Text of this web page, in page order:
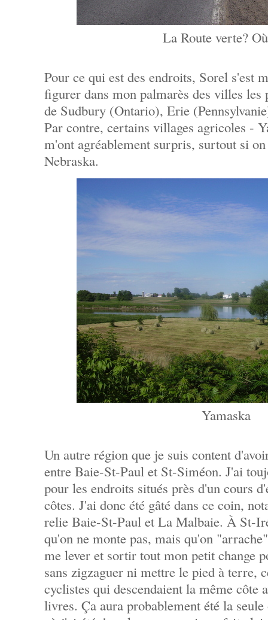
La Route verte?
Pour ce qui est des endroits, Sorel s'est
figurer dans mon palmarès des villes les
de Sudbury (Ontario), Erie
Par contre, certains villages agricoles -
m'ont agréablement surpris, surtout si
Nebraska.
Yamaska
Un autre région que je suis content
entre Baie-St-Paul et St-Siméon. J'ai
pour les endroits situés près d'un cours
côtes. J'ai donc été gâté dans ce coin,
relie Baie-St-Paul et La Malbaie. À St-
qu'on ne monte pas, mais qu'on
me lever et sortir tout mon petit change
sans zigzaguer ni mettre le pied à terre,
cyclistes qui descendaient la même côte
livres. Ça aura probablement été la